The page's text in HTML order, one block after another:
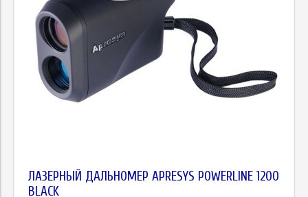
ЛАЗЕРНЫЙ ДАЛЬНОМЕР APRESYS POWERLINE 1200
BLACK